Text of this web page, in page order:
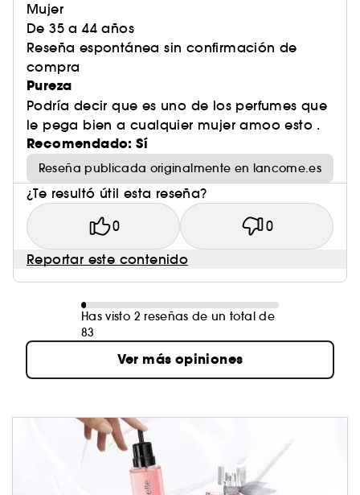
Mujer
De 35 a 44 años
Reseña espontánea sin confirmación de
compra
Pureza
Podría decir que es uno de los perfumes que
le pega bien a cualquier mujer amoo esto .
Recomendado: Sí
Reseña publicada originalmente en lancome.es
¿Te resultó útil esta reseña?
0 0
Reportar este contenido
Has visto 2 reseñas de un total de
83
Ver más opiniones